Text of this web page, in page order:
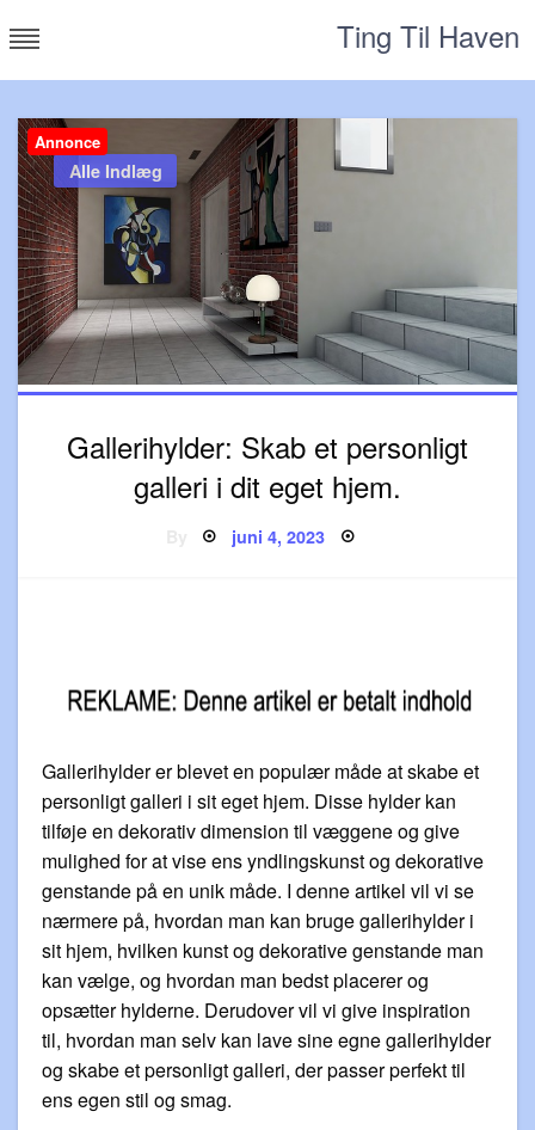
to
Ting Til Haven
Annonce
Alle Indlæg
Gallerihylder: Skab et personligt
galleri i dit eget hjem.
Posted
on
juni 4, 2023
Gallerihylder er blevet en populær måde at skabe et
personligt galleri i sit eget hjem. Disse hylder kan
tilføje en dekorativ dimension til væggene og give
mulighed for at vise ens yndlingskunst og dekorative
genstande på en unik måde. I denne artikel vil vi se
nærmere på, hvordan man kan bruge gallerihylder i
sit hjem, hvilken kunst og dekorative genstande man
kan vælge, og hvordan man bedst placerer og
opsætter hylderne. Derudover vil vi give inspiration
til, hvordan man selv kan lave sine egne gallerihylder
og skabe et personligt galleri, der passer perfekt til
ens egen stil og smag.